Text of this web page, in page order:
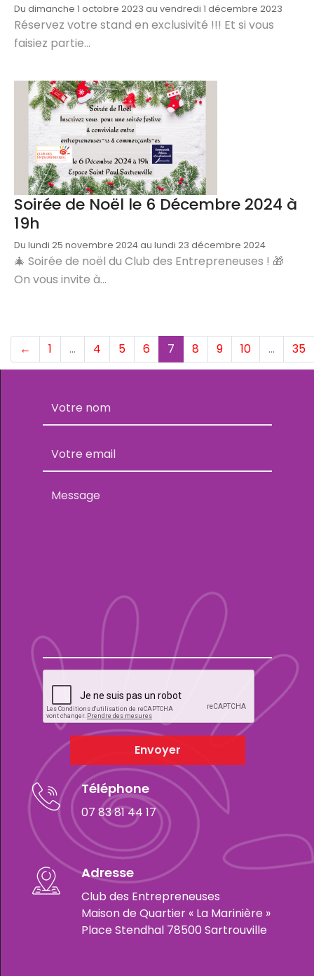
Du dimanche 1 octobre 2023 au vendredi 1 décembre 2023
Réservez votre stand en exclusivité !!! Et si vous
faisiez partie...
Soirée de Noël le 6 Décembre 2024 à
19h
Du lundi 25 novembre 2024 au lundi 23 décembre 2024
🎄 Soirée de noël du Club des Entrepreneuses ! 🎁
On vous invite à...
← 1 … 4 5 6 7 (current)
8 9 10 … 35
Envoyer
Téléphone
07 83 81 44 17
Adresse
Club des Entrepreneuses
Maison de Quartier « La Marinière »
Place Stendhal 78500 Sartrouville